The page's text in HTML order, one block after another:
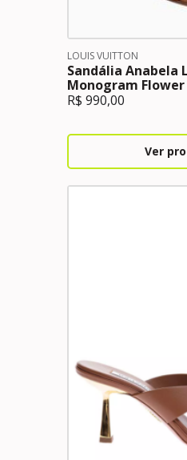
LOUIS VUITTON
Sandália Anabela
Monogram
R$ 990,00
Ver